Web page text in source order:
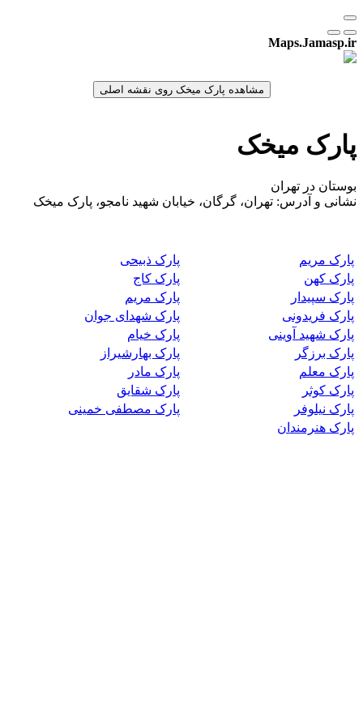
Maps.Jamasp.ir
پارک میخک
بوستان در تهران
نشانی و آدرس: تهران، گرگان، خیابان شهید نامجو، پارک میخک
پارک مریم
پارک ذبیحی
پارک کهن
پارک کاج
پارک سپیدار
پارک مریم
پارک فریدونی
پارک شهدای جوان
پارک شهید آوینی
پارک خیام
پارک برزگر
پارک بهارشیراز
پارک معلم
پارک مادر
پارک کوثر
پارک شقایق
پارک نیلوفر
پارک مصطفی خمینی
پارک هنرمندان